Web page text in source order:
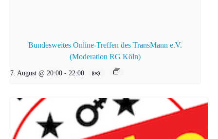
Bundesweites Online-Treffen des TransMann e.V.
(Moderation RG Köln)
7. August @ 20:00 - 22:00